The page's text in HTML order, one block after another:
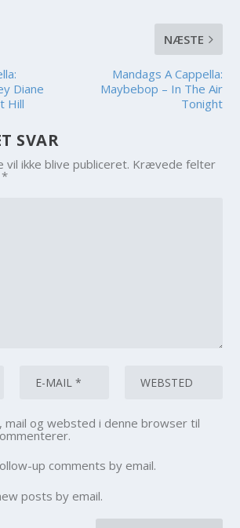
Diane
Hill
NÆSTE
Mandags A Cappella:
Maybebop – In The Air
Tonight
SVAR
vil ikke blive publiceret. Krævede felter
*
mail og websted i denne browser til
up comments by email.
posts by email.